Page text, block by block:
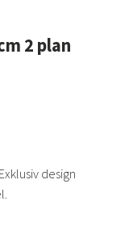
2 plan
design